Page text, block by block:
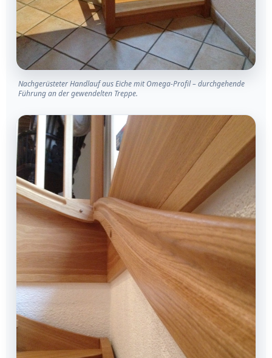
Nachgerüsteter Handlauf aus Eiche mit Omega-Profil – durchgehende
Führung an der gewendelten Treppe.